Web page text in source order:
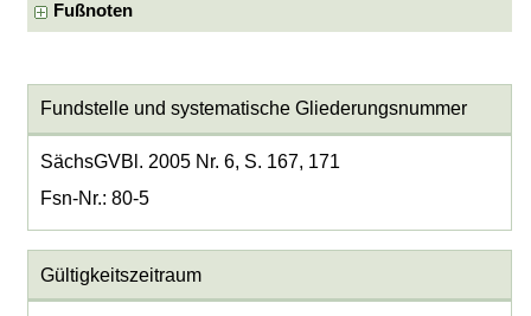
Fußnoten
Fundstelle und systematische Gliederungsnummer
SächsGVBl. 2005 Nr. 6, S. 167, 171
Fsn-Nr.: 80-5
Gültigkeitszeitraum